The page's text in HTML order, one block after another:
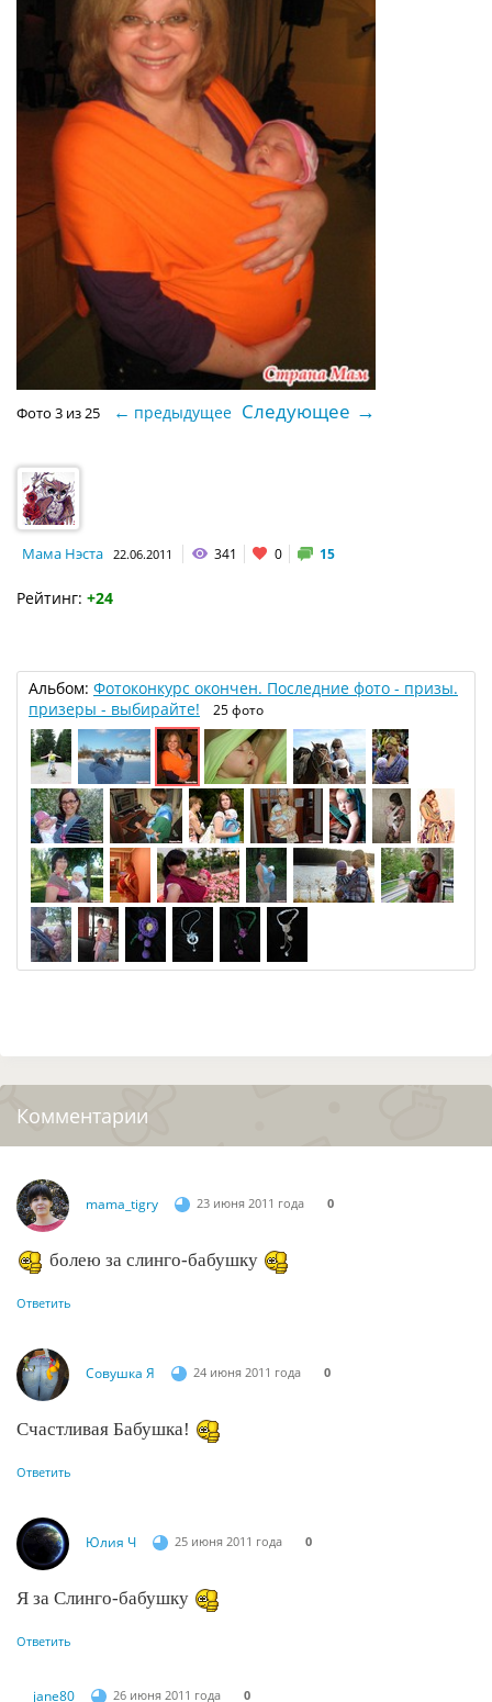
Фото 3 из 25 ← предыдущее Следующее →
Мама Нэста 22.06.2011 341 0 15
Рейтинг: +24
Альбом: Фотоконкурс окончен. Последние фото - призы.
призеры - выбирайте!
25 фото
Комментарии
mama_tigry 23 июня 2011 года 0
болею за слинго-бабушку
Ответить
Совушка Я 24 июня 2011 года 0
Счастливая Бабушка!
Ответить
Юлия Ч 25 июня 2011 года 0
Я за Слинго-бабушку
Ответить
jane80 26 июня 2011 года 0